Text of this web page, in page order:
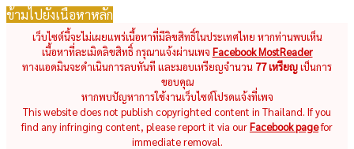
ข้ามไปยังเนื้อหาหลัก
เว็บไซต์นี้จะไม่เผยแพร่เนื้อหาที่มีลิขสิทธิ์ในประเทศไทย หากท่านพบเห็น
เนื้อหาที่ละเมิดลิขสิทธิ์ กรุณาแจ้งผ่านเพจ Facebook MostReader
ทางแอดมินจะดำเนินการลบทันที และมอบเหรียญจำนวน 77 เหรียญเป็นการ
ขอบคุณ
หากพบปัญหาการใช้งานเว็บไซต์โปรดแจ้งที่เพจ
This website does not publish copyrighted content in Thailand. If you
find any infringing content, please report it via ourFacebook pagefor
immediate removal.